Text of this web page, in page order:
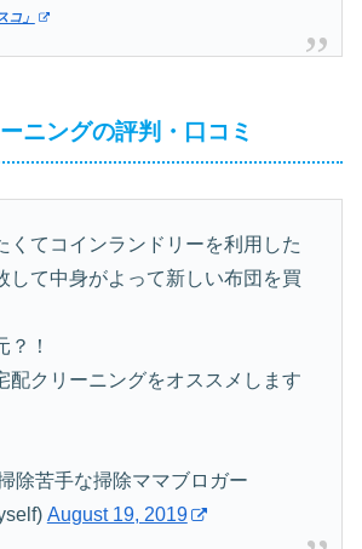
コ」
ニングの評判・口コミ
くてコインランドリーを利用した
して中身がよって新しい布団を買
？！
配クリーニングをオススメします
除苦手な掃除ママブロガー
August 19, 2019